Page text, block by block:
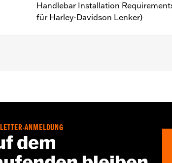
Handlebar Installation
für Harley-Davidson Lenker)
mit beheizten Lenkergriffen,
ANMELDUNG
dem